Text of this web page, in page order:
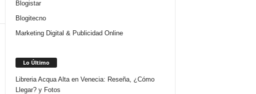
Blogistar
Blogitecno
Marketing Digital & Publicidad Online
Lo Último
Libreria Acqua Alta en Venecia: Reseña, ¿Cómo
Llegar? y Fotos